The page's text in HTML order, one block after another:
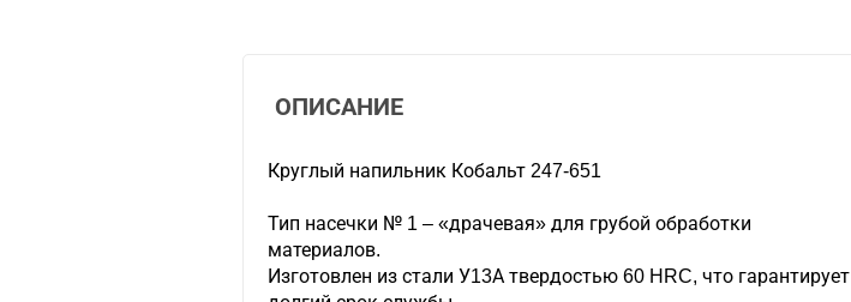
ОПИСАНИЕ
Круглый напильник Кобальт 247-651
Тип насечки № 1 – «драчевая» для грубой обработки
материалов.
Изготовлен из стали У13А твердостью 60 HRC, что гарантирует